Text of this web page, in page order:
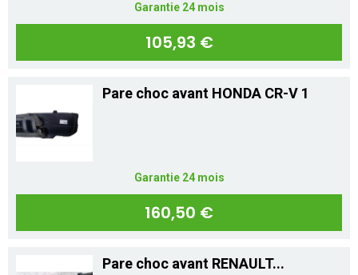
Garantie 24 mois
105,93 €
Pare choc avant HONDA CR-V 1
Garantie 24 mois
160,50 €
Pare choc avant RENAULT...